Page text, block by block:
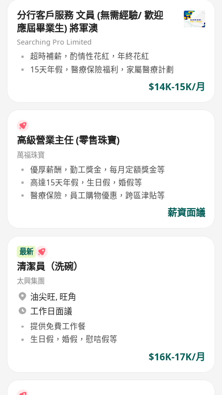
分行客戶服務 文員 (無需經驗/ 歡迎
應屆畢業生) 將軍澳
Searching Pro Limited
超時補薪，酌情性花紅，年終花紅
15天年假，醫療保險福利，家屬醫療計劃
$14K-15K/月
高級營業主任 (零售珠寶)
萬福珠寶
優厚薪酬，勤工獎金，每月定額獎金等
高達15天年假，生日假，婚假等
醫療保險，員工購物優惠，跨區津貼等
薪資面議
最新
清潔員（洗碗）
太興集團
油尖旺, 旺角
工作日面議
提供免費工作餐
生日假，婚假，慰唁假等
$16K-17K/月